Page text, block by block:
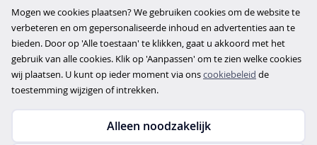
Over ons
Bedrijfsgegevens
Werkwijze
Overzichten
Verlopen aanbod
Copyright © 2026
Mogen we cookies plaatsen? We gebruiken cookies om de website te
verbeteren en om gepersonaliseerde inhoud en advertenties aan te
bieden. Door op 'Alle toestaan' te klikken, gaat u akkoord met het
gebruik van alle cookies. Klik op 'Aanpassen' om te zien welke cookies
wij plaatsen. U kunt op ieder moment via onscookiebeleid de
toestemming wijzigen of intrekken.
Alleen noodzakelijk